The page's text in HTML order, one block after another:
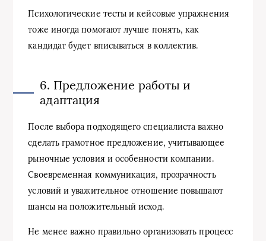
Психологические тесты и кейсовые упражнения
тоже иногда помогают лучше понять, как
кандидат будет вписываться в коллектив.
6. Предложение работы и
адаптация
После выбора подходящего специалиста важно
сделать грамотное предложение, учитывающее
рыночные условия и особенности компании.
Своевременная коммуникация, прозрачность
условий и уважительное отношение повышают
шансы на положительный исход.
Не менее важно правильно организовать процесс